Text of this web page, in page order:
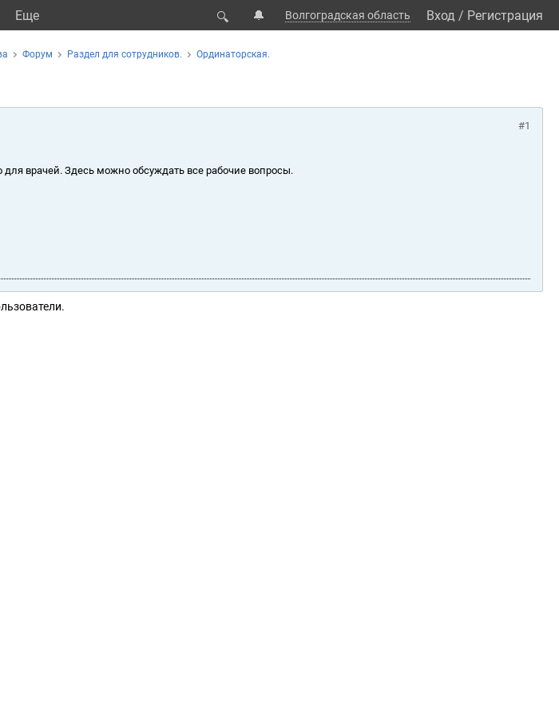
Eще 🔍 🔔 Волгоградская область Вход / Регистрация
Форум Раздел для сотрудников. Ординаторская.
#1
для врачей. Здесь можно обсуждать все рабочие вопросы.